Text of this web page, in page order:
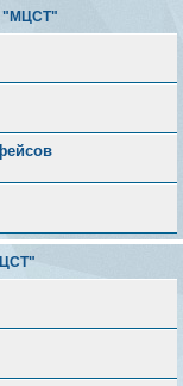
"МЦСТ"